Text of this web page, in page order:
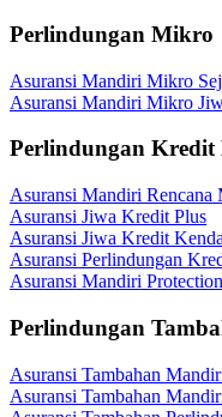
Perlindungan Mikro
Asuransi Mandiri Mikro
Asuransi Mandiri Mikro
Perlindungan
Asuransi Mandiri Rencana
Asuransi Jiwa Kredit Plus
Asuransi Jiwa Kredit
Asuransi Perlindungan
Asuransi Mandiri
Perlindungan
Asuransi Tambahan
Asuransi Tambahan